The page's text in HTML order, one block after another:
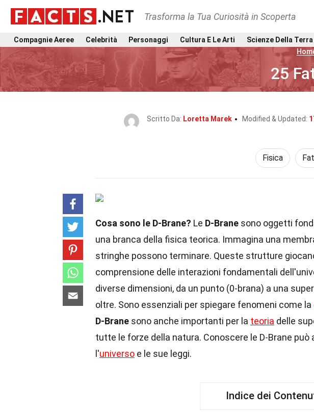
Trasforma la Tua Curiosità in Scoperta
Compagnie Aeree Celebrità Personaggi Cultura E Le Arti Scienze Della Terra
25
Scritto Da: Loretta Marek Modified & Updated:
Fisica
Cosa sono le D-Brane? Le D-Brane sono oggetti
una branca della fisica teorica. Immagina una
stringhe possono terminare. Queste strutture
comprensione delle interazioni fondamentali
diverse dimensioni, da un punto (0-brana) a una
oltre. Sono essenziali per spiegare fenomeni come la
D-Brane sono anche importanti per la teoria delle
tutte le forze della natura. Conoscere le D-Brane
l'universo e le sue leggi.
Indice dei